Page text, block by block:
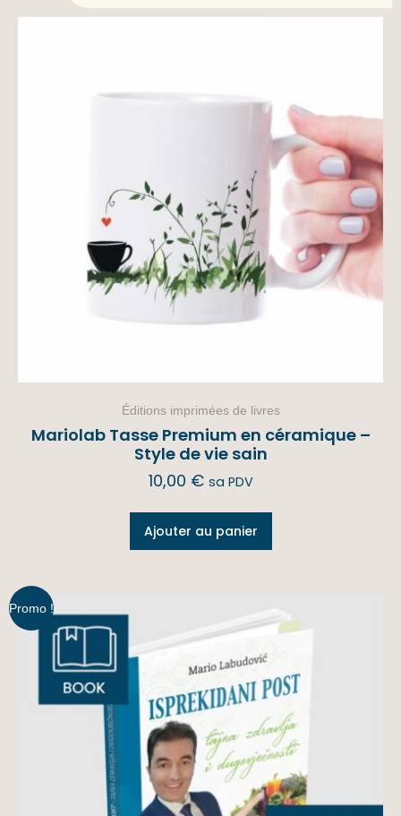
Éditions imprimées de livres
Mariolab Tasse Premium en céramique –
Style de vie sain
10,00 € sa PDV
Ajouter au panier
Promo !